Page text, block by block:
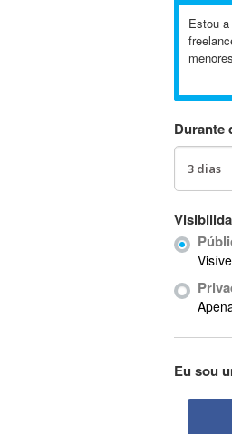
802.11
A&P
A-GPS
Ab Initio
ABIS
Ableton
Abstract
Estou
Durante
Eu sou